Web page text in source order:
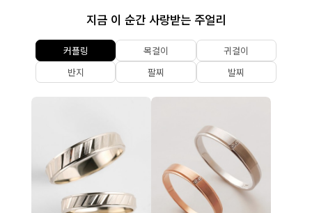
지금 이 순간 사랑받는 주얼리
커플링 목걸이
귀걸이
반지
팔찌 발찌